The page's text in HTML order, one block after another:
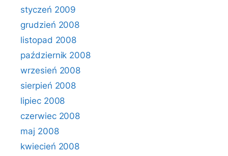
styczeń 2009
grudzień 2008
listopad 2008
październik 2008
wrzesień 2008
sierpień 2008
lipiec 2008
czerwiec 2008
maj 2008
kwiecień 2008